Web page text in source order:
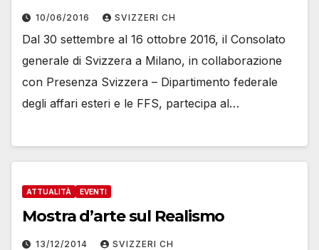
10/06/2016 SVIZZERI CH
Dal 30 settembre al 16 ottobre 2016, il Consolato
generale di Svizzera a Milano, in collaborazione
con Presenza Svizzera – Dipartimento federale
degli affari esteri e le FFS, partecipa al…
ATTUALITÀ EVENTI
Mostra d’arte sul Realismo
13/12/2014 SVIZZERI CH